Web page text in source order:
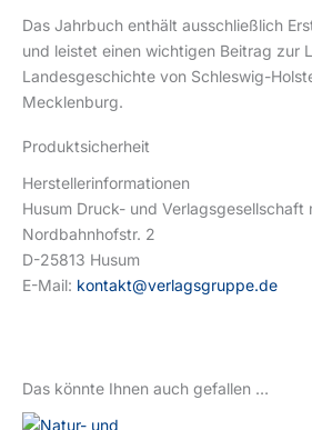
Das Jahrbuch enthält ausschließlich
und leistet einen wichtigen Beitrag zur
Landesgeschichte von Schleswig-
Mecklenburg.
Produktsicherheit
Herstellerinformationen
Husum Druck- und Verlagsgesellschaft
Nordbahnhofstr. 2
D-25813 Husum
E-Mail: kontakt@verlagsgruppe.de
Das könnte Ihnen auch gefallen …